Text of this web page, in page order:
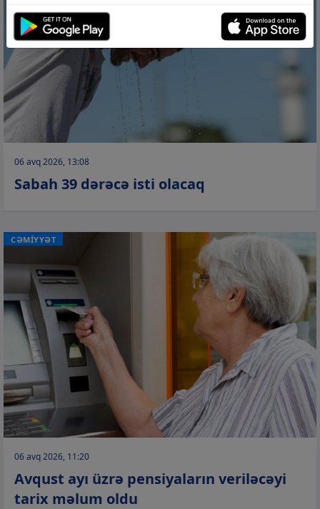
06 avq 2026, 13:08
Sabah 39 dərəcə isti olacaq
CƏMİYYƏT
06 avq 2026, 11:20
Avqust ayı üzrə pensiyaların veriləcəyi
tarix məlum oldu